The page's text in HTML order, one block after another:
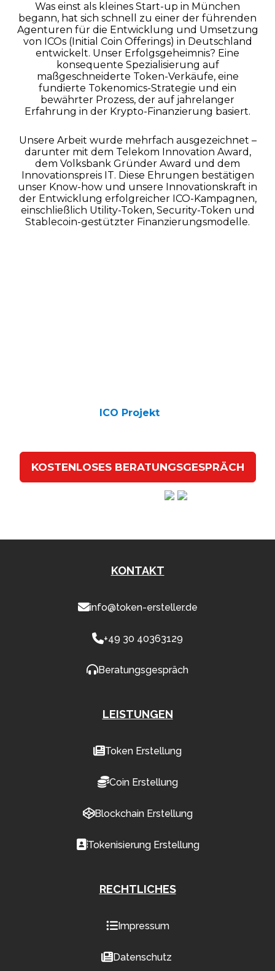
Was einst als kleines Start-up in München
begann, hat sich schnell zu einer der führenden
Agenturen für die Entwicklung und Umsetzung
von ICOs (Initial Coin Offerings) in Deutschland
entwickelt. Unser Erfolgsgeheimnis? Eine
konsequente Spezialisierung auf
maßgeschneiderte Token-Verkäufe, eine
fundierte Tokenomics-Strategie und ein
bewährter Prozess, der auf jahrelanger
Erfahrung in der Krypto-Finanzierung basiert.
Unsere Arbeit wurde mehrfach ausgezeichnet –
darunter mit dem Telekom Innovation Award,
dem Volksbank Gründer Award und dem
Innovationspreis IT. Diese Ehrungen bestätigen
unser Know-how und unsere Innovationskraft in
der Entwicklung erfolgreicher ICO-Kampagnen,
einschließlich Utility-Token, Security-Token und
Stablecoin-gestützter Finanzierungsmodelle.
ICO Projekt
KOSTENLOSES BERATUNGSGESPRÄCH
KONTAKT
info@token-ersteller.de
+49 30 40363129
Beratungsgespräch
LEISTUNGEN
Token Erstellung
Coin Erstellung
Blockchain Erstellung
Tokenisierung Erstellung
RECHTLICHES
Impressum
Datenschutz